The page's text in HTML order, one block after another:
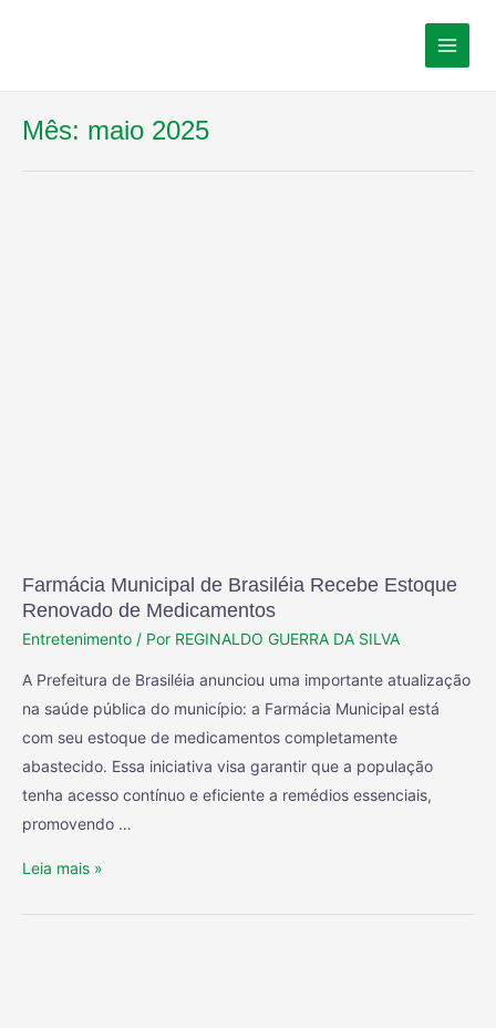
Mês: maio 2025
Farmácia Municipal de Brasiléia Recebe Estoque
Renovado de Medicamentos
Entretenimento / Por REGINALDO GUERRA DA SILVA
A Prefeitura de Brasiléia anunciou uma importante atualização
na saúde pública do município: a Farmácia Municipal está
com seu estoque de medicamentos completamente
abastecido. Essa iniciativa visa garantir que a população
tenha acesso contínuo e eficiente a remédios essenciais,
promovendo …
Leia mais »